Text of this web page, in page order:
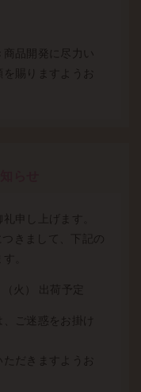
品開発に尽力い
賜りますようお
申し上げます。
きまして、下記の
。
火） 出荷予定
ご迷惑をお掛け
ただきますようお